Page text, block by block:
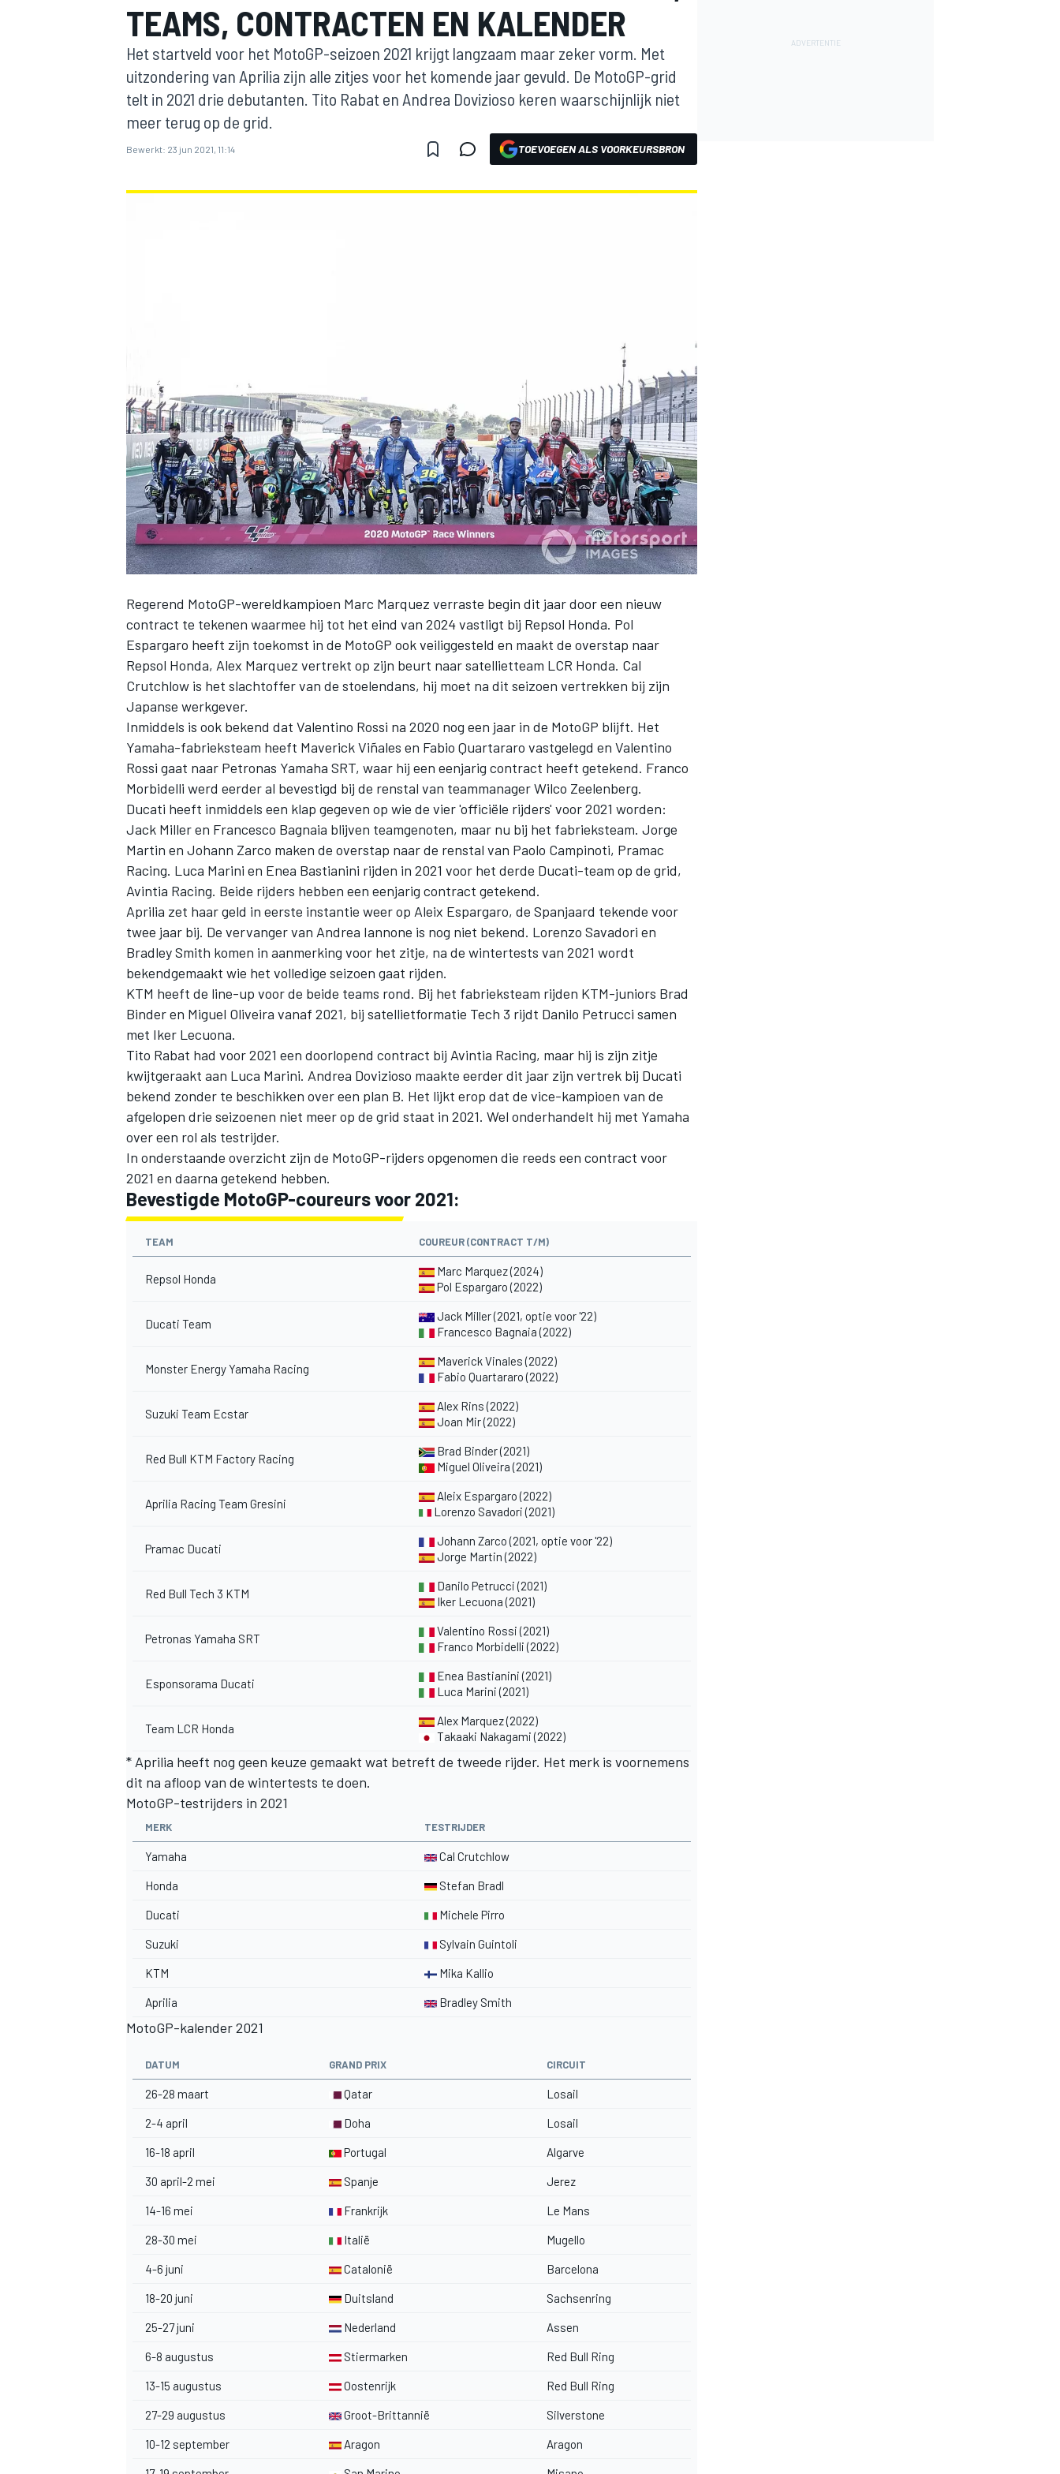
INDYCAR
WEC DTM
TEAMS, CONTRACTEN EN KALENDER
Het startveld voor het MotoGP-seizoen 2021 krijgt langzaam maar zeker vorm. Met
uitzondering van Aprilia zijn alle zitjes voor het komende jaar gevuld. De MotoGP-grid
telt in 2021 drie debutanten. Tito Rabat en Andrea Dovizioso keren waarschijnlijk niet
meer terug op de grid.
Bewerkt: 23 jun 2021, 11:14 TOEVOEGEN ALS VOORKEURSBRON
Regerend MotoGP-wereldkampioen Marc Marquez verraste begin dit jaar door een nieuw
contract te tekenen waarmee hij tot het eind van 2024 vastligt bij Repsol Honda. Pol
Espargaro heeft zijn toekomst in de MotoGP ook veiliggesteld en maakt de overstap naar
Repsol Honda, Alex Marquez vertrekt op zijn beurt naar satellietteam LCR Honda. Cal
Crutchlow is het slachtoffer van de stoelendans, hij moet na dit seizoen vertrekken bij zijn
Japanse werkgever.
Inmiddels is ook bekend dat Valentino Rossi na 2020 nog een jaar in de MotoGP blijft. Het
Yamaha-fabrieksteam heeft Maverick Viñales en Fabio Quartararo vastgelegd en Valentino
Rossi gaat naar Petronas Yamaha SRT, waar hij een eenjarig contract heeft getekend. Franco
Morbidelli werd eerder al bevestigd bij de renstal van teammanager Wilco Zeelenberg.
Ducati heeft inmiddels een klap gegeven op wie de vier 'officiële rijders' voor 2021 worden:
Jack Miller en Francesco Bagnaia blijven teamgenoten, maar nu bij het fabrieksteam. Jorge
Martin en Johann Zarco maken de overstap naar de renstal van Paolo Campinoti, Pramac
Racing. Luca Marini en Enea Bastianini rijden in 2021 voor het derde Ducati-team op de grid,
Avintia Racing. Beide rijders hebben een eenjarig contract getekend.
Aprilia zet haar geld in eerste instantie weer op Aleix Espargaro, de Spanjaard tekende voor
twee jaar bij. De vervanger van Andrea Iannone is nog niet bekend. Lorenzo Savadori en
Bradley Smith komen in aanmerking voor het zitje, na de wintertests van 2021 wordt
bekendgemaakt wie het volledige seizoen gaat rijden.
KTM heeft de line-up voor de beide teams rond. Bij het fabrieksteam rijden KTM-juniors Brad
Binder en Miguel Oliveira vanaf 2021, bij satellietformatie Tech 3 rijdt Danilo Petrucci samen
met Iker Lecuona.
Tito Rabat had voor 2021 een doorlopend contract bij Avintia Racing, maar hij is zijn zitje
kwijtgeraakt aan Luca Marini. Andrea Dovizioso maakte eerder dit jaar zijn vertrek bij Ducati
bekend zonder te beschikken over een plan B. Het lijkt erop dat de vice-kampioen van de
afgelopen drie seizoenen niet meer op de grid staat in 2021. Wel onderhandelt hij met Yamaha
over een rol als testrijder.
In onderstaande overzicht zijn de MotoGP-rijders opgenomen die reeds een contract voor
2021 en daarna getekend hebben.
Bevestigde MotoGP-coureurs voor 2021:
TEAM COUREUR (CONTRACT T/M)
Repsol Honda
Marc Marquez (2024)
Pol Espargaro (2022)
Ducati Team
Jack Miller (2021, optie voor '22)
Francesco Bagnaia (2022)
Monster Energy Yamaha Racing
Maverick Vinales (2022)
Fabio Quartararo (2022)
Suzuki Team Ecstar
Alex Rins (2022)
Joan Mir (2022)
Red Bull KTM Factory Racing
Brad Binder (2021)
Miguel Oliveira (2021)
Aprilia Racing Team Gresini
Aleix Espargaro (2022)
Lorenzo Savadori (2021)
Pramac Ducati
Johann Zarco (2021, optie voor '22)
Jorge Martin (2022)
Red Bull Tech 3 KTM
Danilo Petrucci (2021)
Iker Lecuona (2021)
Petronas Yamaha SRT
Valentino Rossi (2021)
Franco Morbidelli (2022)
Esponsorama Ducati
Enea Bastianini (2021)
Luca Marini (2021)
Team LCR Honda
Alex Marquez (2022)
Takaaki Nakagami (2022)
* Aprilia heeft nog geen keuze gemaakt wat betreft de tweede rijder. Het merk is voornemens
dit na afloop van de wintertests te doen.
MotoGP-testrijders in 2021
MERK TESTRIJDER
Yamaha Cal Crutchlow
Honda Stefan Bradl
Ducati Michele Pirro
Suzuki Sylvain Guintoli
KTM Mika Kallio
Aprilia Bradley Smith
MotoGP-kalender 2021
DATUM GRAND PRIX CIRCUIT
26-28 maart Qatar Losail
2-4 april Doha Losail
16-18 april Portugal Algarve
30 april-2 mei Spanje Jerez
14-16 mei Frankrijk Le Mans
28-30 mei Italië Mugello
4-6 juni Catalonië Barcelona
18-20 juni Duitsland Sachsenring
25-27 juni Nederland Assen
6-8 augustus Stiermarken Red Bull Ring
13-15 augustus Oostenrijk Red Bull Ring
27-29 augustus Groot-Brittannië Silverstone
10-12 september Aragon Aragon